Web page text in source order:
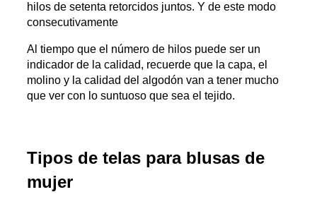
hilos de setenta retorcidos juntos. Y de este modo
consecutivamente
Al tiempo que el número de hilos puede ser un
indicador de la calidad, recuerde que la capa, el
molino y la calidad del algodón van a tener mucho
que ver con lo suntuoso que sea el tejido.
Tipos de telas para blusas de
mujer